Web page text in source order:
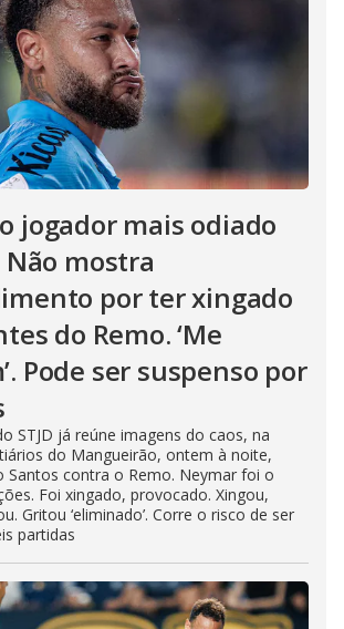
jogador mais odiado
Não mostra
por ter xingado
do Remo. ‘Me
Pode ser suspenso por
STJD já reúne imagens do caos, na
do Mangueirão, ontem à noite,
Santos contra o Remo. Neymar foi o
Foi xingado, provocado. Xingou,
Gritou ‘eliminado’. Corre o risco de ser
partidas